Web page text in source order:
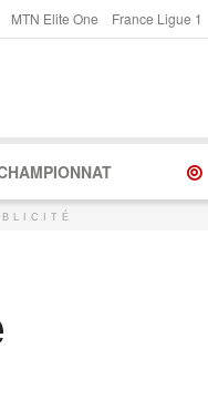
MTN Elite One France Ligue 1